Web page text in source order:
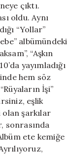
çıktı.
oldu. Aynı
“Yollar”
albümündeki
“Aşkın
yayımladığı
hem söz
İşi”
eşlik
şarkılar
sonrasında
ete kemiğe